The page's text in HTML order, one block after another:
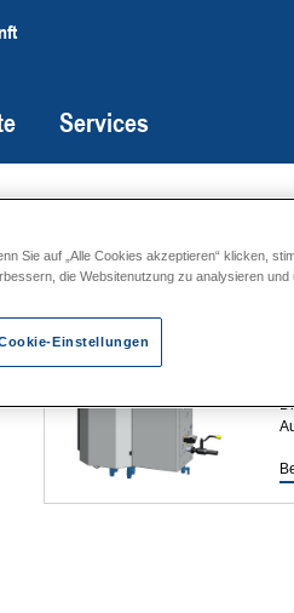
Services
0D-*H-1DS
YADO|GIRO
Sie auf „Alle Cookies akzeptieren“ klicken,
die Websitenutzung zu analysieren
Einstellungen